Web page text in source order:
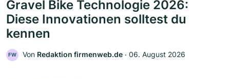
Gravel Bike Technologie 2026:
Diese Innovationen solltest du
kennen
FW Von Redaktion firmenweb.de ‧ 06. August 2026